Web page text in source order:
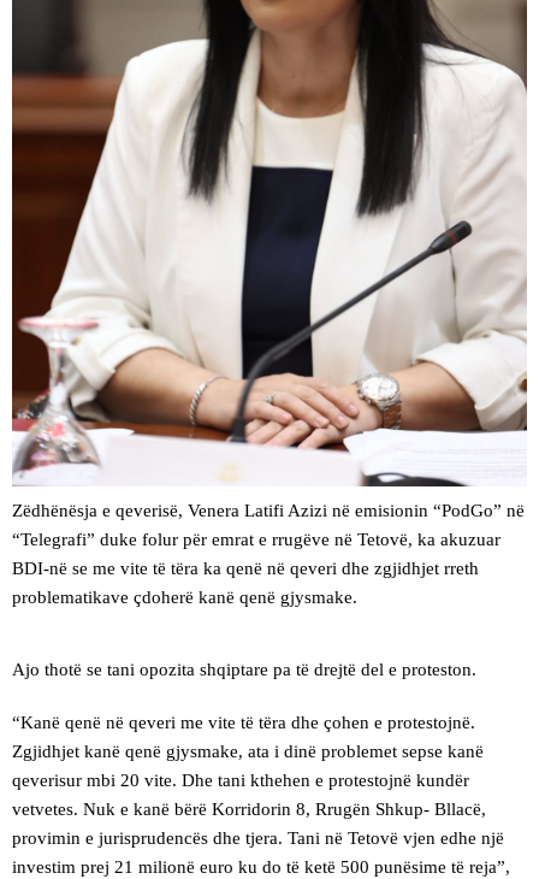
Zëdhënësja e qeverisë, Venera Latifi Azizi në emisionin “PodGo” në
“Telegrafi” duke folur për emrat e rrugëve në Tetovë, ka akuzuar
BDI-në se me vite të tëra ka qenë në qeveri dhe zgjidhjet rreth
problematikave çdoherë kanë qenë gjysmake.
Ajo thotë se tani opozita shqiptare pa të drejtë del e proteston.
“Kanë qenë në qeveri me vite të tëra dhe çohen e protestojnë.
Zgjidhjet kanë qenë gjysmake, ata i dinë problemet sepse kanë
qeverisur mbi 20 vite. Dhe tani kthehen e protestojnë kundër
vetvetes. Nuk e kanë bërë Korridorin 8, Rrugën Shkup- Bllacë,
provimin e jurisprudencës dhe tjera. Tani në Tetovë vjen edhe një
investim prej 21 milionë euro ku do të ketë 500 punësime të reja”,